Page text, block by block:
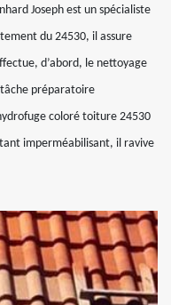
Joseph est un spécialiste
du 24530, il assure
d’abord, le nettoyage
tâche préparatoire
coloré toiture 24530
imperméabilisant, il ravive